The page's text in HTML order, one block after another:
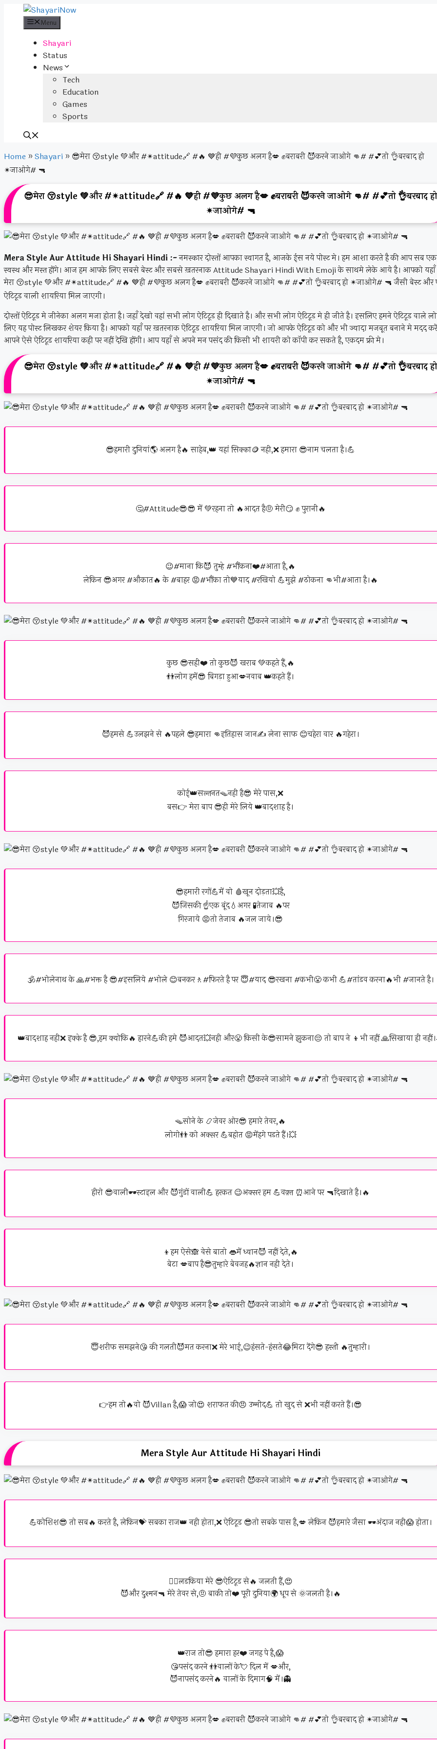
Menu
Shayari
Status
News
Tech
Education
Games
Sports
Home » Shayari » 😎मेरा 😚style 💚और #✴attitude🔗 #🔥 💙ही #💜कुछ अलग है💋 ✊बराबरी 😈करने जाओगे 👊# #💕तो 👌बरबाद हो
✴जाओगे# 🔫
😎मेरा 😚style 💚और #✴attitude🔗 #🔥 💙ही #💜कुछ अलग है💋 ✊बराबरी 😈करने जाओगे 👊# #💕तो 👌बरबाद हो
✴जाओगे# 🔫
Mera Style Aur Attitude Hi Shayari Hindi :-नमस्कार दोस्तों आपका स्वागत है, आजके ईस नये पोस्ट मे। हम आशा करते है की आप सब
स्वस्थ और मस्त होंगे। आज हम आपके लिए सबसे बेस्ट और सबसे ख़तरनाक Attitude Shayari Hindi With Emoji के साथमे लेके आये है। आपको यहाँ
मेरा 😚style 💚और #✴attitude🔗 #🔥 💙ही #💜कुछ अलग है💋 ✊बराबरी 😈करने जाओगे 👊# #💕तो 👌बरबाद हो ✴जाओगे# 🔫 जैसी बेस्ट
ऐटिटूड वाली शायरिया मिल जाएगी।
दोस्तों ऐटिटूड मे जीनेका अलग मजा होता है। जहाँ देखो वहां सभी लोग ऐटिटूड ही दिखाते है। और सभी लोग ऐटिटूड मे ही जीते है। इसलिए हमने ऐटिटूड वाले
लिए यह पोस्ट लिखकर शेयर किया है। आपको यहाँ पर ख़तरनाक ऐटिटूड शायरिया मिल जाएगी। जो आपके ऐटिटूड को और भी ज्यादा मजबूत बनाने मे मदद
आपने ऐसे ऐटिटूड शायरिया कही पर नहीं देखि होंगी। आप यहाँ से अपने मन पसंद की किसी भी शायरी को कॉपी कर सकते है, एकदम फ्री मे।
😎मेरा 😚style 💚और #✴attitude🔗 #🔥 💙ही #💜कुछ अलग है💋 ✊बराबरी 😈करने जाओगे 👊# #💕तो 👌बरबाद हो
✴जाओगे# 🔫
😎हमारी दुनियां🌎 अलग है🔥 साहेब,👑 यहां सिक्का🪙 नही,❌ हमारा 😎नाम चलता है।💪
🤔#Attitude😎😎 में 💚रहना तो 🔥आदत है🤨 मेरी😏 ✊ पुरानी🔥
😉#माना कि😈 तुम्हे #भौंकना❤️#आता है,🔥
लेकिन 😎अगर #औकात🔥 के #बाहर 😡#भौंका तो💙याद #रखियो 💪मुझे #ठोकना 👊भी#आता है।🔥
कुछ 😎सही❤️ तो कुछ😈 खराब 💚कहते हैं,🔥
👬लोग हमें😎 बिगड़ा हुआ💋नवाब 👑कहते हैं।
😈हमसे 💪उलझने से 🔥पहले 😎हमारा 👊इतिहास जान✍️ लेना साफ 😊चहेरा वार 🔥गहेरा।
कोई👑सल्तनत🪤नही है😎 मेरे पास,❌
बस👉 मेरा बाप 😎ही मेरे लिये 👑बादशाह है।
😎हमारी रगों💪में वो 🩸खून दोड़ता💥है,
😈जिसकी ☝️एक बूंद💧अगर 🧪तेजाब 🔥पर
गिरजाये 😡तो तेजाब 🔥जल जाये।😎
🕉️#भोलेनाथ के 🙏#भक्त है 😎#इसलिये #भोले 😊बनकर🚶#फिरते है पर 😇#याद 😎रखना #कभी😤 कभी 💪#तांडव करना🔥भी #जानते है।
👑बादशाह नही❌ इक्के है 😎,हम क्योकि🔥 हारने💪की हमे 😈आदत💥नही और😤 किसी के😎सामने झुकना😔 तो बाप ने 👦भी नहीं 🙏सिखाया ही
🪤सोने के 📿जेवर ओर😎 हमारे तेवर,🔥
लोगो👬 को अक्सर 💪बहोत 😡मेंहगे पडते हैं।💥
हीरो 😎वाली🕶️स्टाइल और 😈गुंडों वाली💪 हरकत 😉अक्सर हम 💪वक़्त ⏰आने पर 🔫दिखाते है।🔥
👦हम ऐसे🙈 वेसे बातो 👄में ध्यान😈 नहीं देते,🔥
बेटा 💋बाप है😎तुम्हारे बेवजह🔥ज्ञान नही देते।
😇शरीफ समझने😘 की गलती😈मत करना❌ मेरे भाई,😉हंसते-हंसते😂मिटा देंगे😎 हस्ती 🔥तुम्हारी।
👉हम तो🔥वो 😈Villan है,😱 जो😍 शराफत की😠 उम्मीद💪 तो खुद से ❌भी नहीं करते हैं।😎
Mera Style Aur Attitude Hi Shayari Hindi
💪कोशिश😎 तो सब🔥 करते है, लेकिन💝 सबका राज👑 नही होता,❌ ऐटिटूड 😎तो सबके पास है,💋 लेकिन 😈हमारे जैसा 🕶️अंदाज नही😱 होता।
👰‍♀️लडकिया मेरे 😎ऐटिटूड से🔥 जलती हैं,😍
😈और दुश्मन🔫 मेरे तेवर से,🤨 बाकी तो❤️ पूरी दुनिया🌍 धूप से 🌞जलती है।🔥
👑राज तो😎 हमारा हर❤️ जगह पे है,😱
😘पसंद करने 👬वालों के💘 दिल में 💋और,
😈नापसंद करने🔥 वालों के दिमाग🧠 में।👻